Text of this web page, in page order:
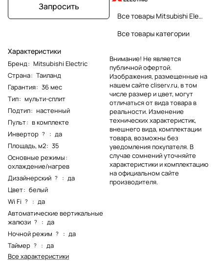
Запросить
Характеристики
Бренд: Mitsubishi Electric
Страна: Таиланд
Гарантия: 36 мес
Тип: мульти-сплит
Подтип: настенный
Пульт: в комплекте
Инвертор ? : да
Площадь, м2: 35
Основные режимы:
охлаждение/нагрев
Дизайнерский ? : да
Цвет: белый
Wi Fi ? : да
Автоматические вертикальные
жалюзи ? : да
Ночной режим ? : да
Таймер ? : да
Все характеристики
Все товары Mitsubishi Electric
Все товары категории
Внимание! Не является
публичной офертой.
Изображения, размещенные на
нашем сайте cliserv.ru, в том
числе размер и цвет, могут
отличаться от вида товара в
реальности. Изменение
технических характеристик,
внешнего вида, комплектации
товара, возможны без
уведомления покупателя. В
случае сомнений уточняйте
характеристики и комплектацию
на официальном сайте
производителя.